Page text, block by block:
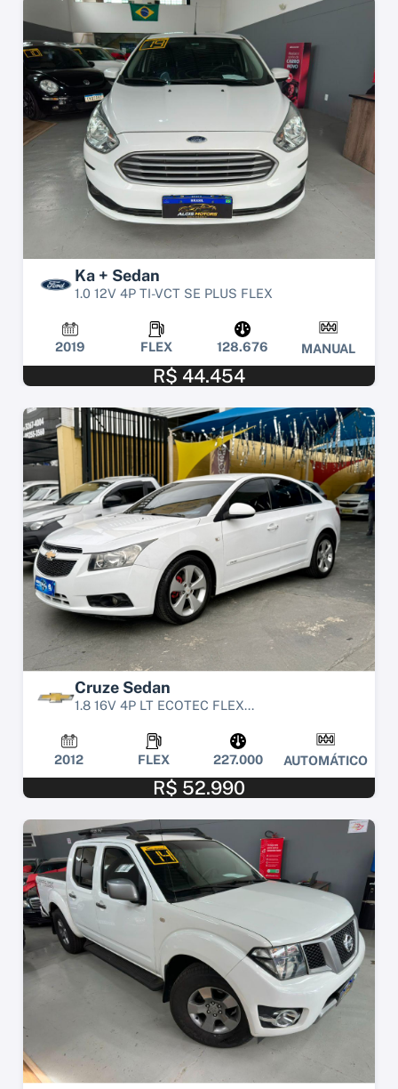
Ka + Sedan
1.0 12V 4P TI-VCT SE PLUS FLEX
2019 FLEX 128.676 MANUAL
R$ 44.454
Cruze Sedan
1.8 16V 4P LT ECOTEC FLEX...
2012 FLEX 227.000 AUTOMÁTICO
R$ 52.990